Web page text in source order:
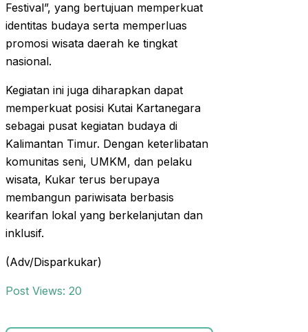
Festival”, yang bertujuan memperkuat
identitas budaya serta memperluas
promosi wisata daerah ke tingkat
nasional.
Kegiatan ini juga diharapkan dapat
memperkuat posisi Kutai Kartanegara
sebagai pusat kegiatan budaya di
Kalimantan Timur. Dengan keterlibatan
komunitas seni, UMKM, dan pelaku
wisata, Kukar terus berupaya
membangun pariwisata berbasis
kearifan lokal yang berkelanjutan dan
inklusif.
(Adv/Disparkukar)
Post Views: 20